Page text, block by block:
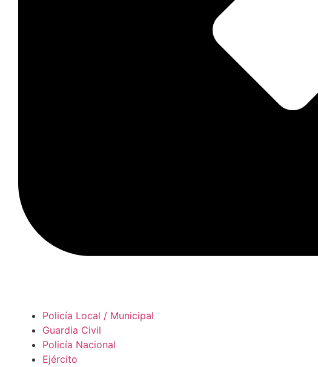
Policía Local / Municipal
Guardia Civil
Policía Nacional
Ejército